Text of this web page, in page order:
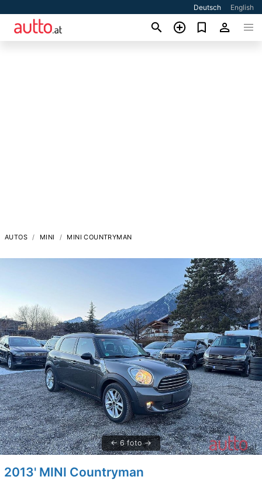
Deutsch English
AUTOS MINI MINI COUNTRYMAN
6 foto
2013' MINI Countryman